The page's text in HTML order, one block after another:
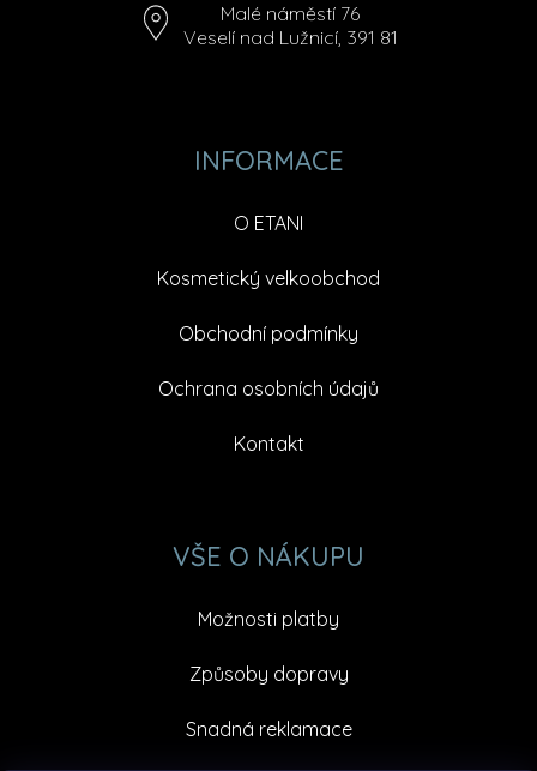
Malé náměstí 76
Veselí nad Lužnicí, 391 81
INFORMACE
O ETANI
Kosmetický velkoobchod
Obchodní podmínky
Ochrana osobních údajů
Kontakt
VŠE O NÁKUPU
Možnosti platby
Způsoby dopravy
Snadná reklamace